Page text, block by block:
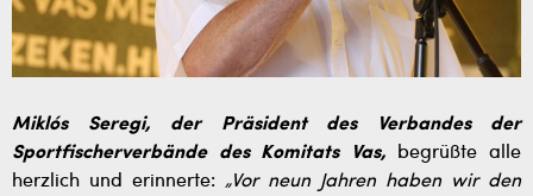
Miklós Seregi, der Präsident des Verbandes der
Sportfischerverbände des Komitats Vas, begrüßte alle
herzlich und erinnerte: „Vor neun Jahren haben wir den